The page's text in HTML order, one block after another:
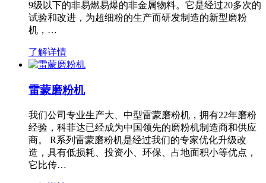
9级以下的非易燃易爆的非金属物料。它是经过20多次的
试验和改进，为超细粉的生产而研发制造的新型磨粉
机，…
了解详情
雷蒙磨粉机
我们公司专业生产大、中型雷蒙磨粉机，拥有22年磨粉
经验，科菲达已经成为中国领先的磨粉机制造商和供应
商。 R系列雷蒙磨粉机是经过我们的专家优化升级改
造，具有低损耗、投资小、环保、占地面积小等优点，
它比传…